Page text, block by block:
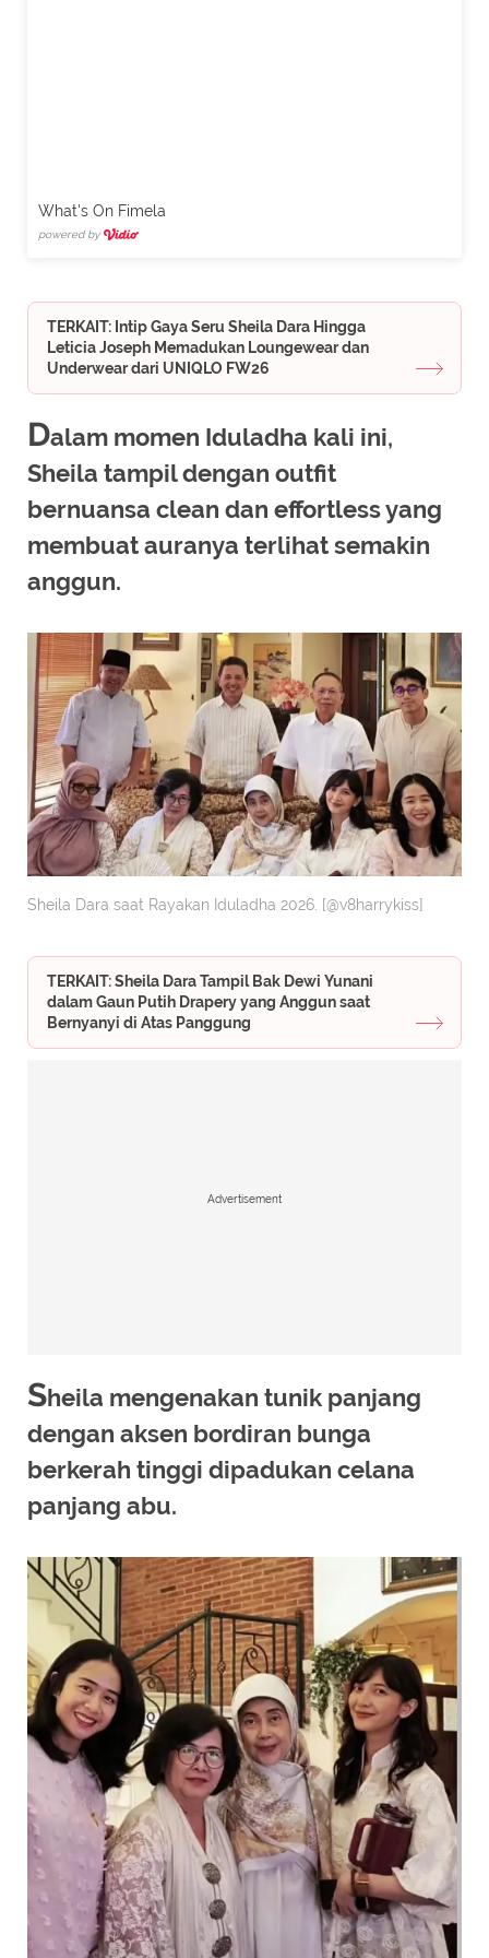
What's On Fimela
powered by
TERKAIT: Intip Gaya Seru Sheila Dara Hingga
Leticia Joseph Memadukan Loungewear dan
Underwear dari UNIQLO FW26
Dalam momen Iduladha kali ini,
Sheila tampil dengan outfit
bernuansa clean dan effortless yang
membuat auranya terlihat semakin
anggun.
Sheila Dara saat Rayakan Iduladha 2026. [@v8harrykiss]
TERKAIT: Sheila Dara Tampil Bak Dewi Yunani
dalam Gaun Putih Drapery yang Anggun saat
Bernyanyi di Atas Panggung
Advertisement
Sheila mengenakan tunik panjang
dengan aksen bordiran bunga
berkerah tinggi dipadukan celana
panjang abu.